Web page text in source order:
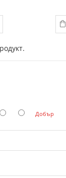
Добър